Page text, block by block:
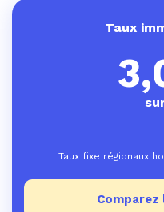
Taux
Taux fixe régionaux